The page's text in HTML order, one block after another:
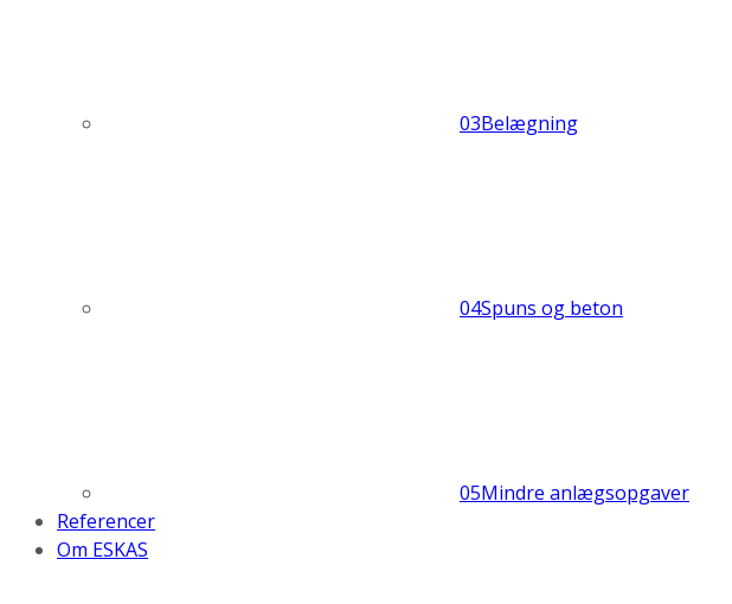
03Belægning
04Spuns og beton
05Mindre anlægsopgaver
Referencer
Om ESKAS